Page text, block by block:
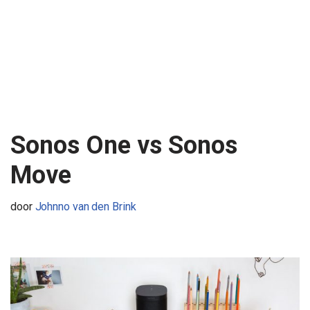
Sonos One vs Sonos
Move
door Johnno van den Brink